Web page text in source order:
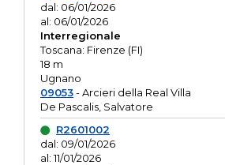
dal: 06/01/2026
al: 06/01/2026
Interregionale
Toscana: Firenze (FI)
18 m
Ugnano
09053- Arcieri della Real Villa
De Pascalis, Salvatore
R2601002
dal: 09/01/2026
al: 11/01/2026